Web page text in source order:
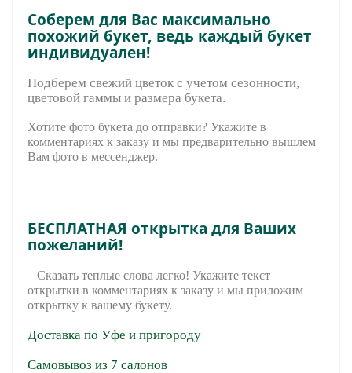
Соберем для Вас максимально
похожий букет, ведь каждый букет
индивидуален!
Подберем свежий цветок с учетом сезонности,
цветовой гаммы и размера букета.
Хотите фото букета до отправки? Укажите в
комментариях к заказу и мы предварительно вышлем
Вам фото в мессенджер.
БЕСПЛАТНАЯ открытка для Ваших
пожеланий!
Сказать теплые слова легко! Укажите текст
открытки в комментариях к заказу и мы приложим
открытку к вашему букету.
Доставка по Уфе и пригороду
Самовывоз из 7 салонов